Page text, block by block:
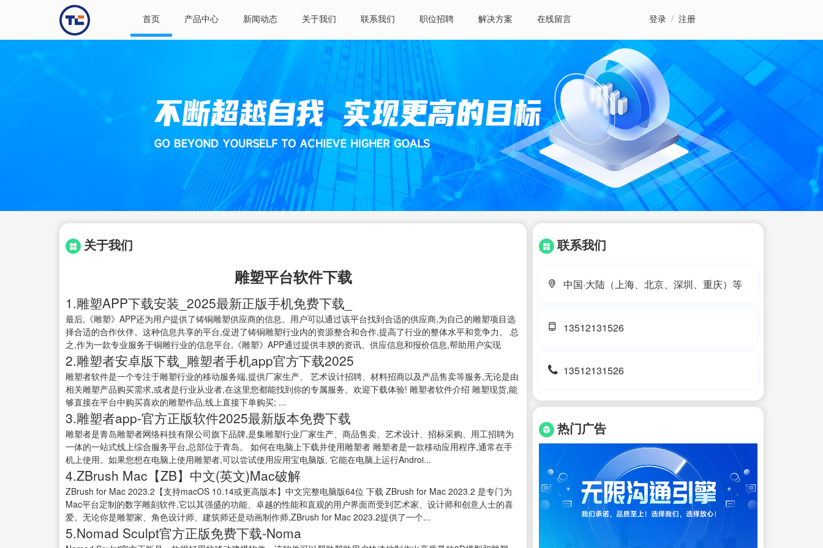
首页 产品中心 新闻动态 关于我们 联系我们 职位招聘 解决方案 在线留言 登录 / 注册
关于我们
雕塑平台软件下载
1.雕塑APP下载安装_2025最新正版手机免费下载_
最后,《雕塑》APP还为用户提供了铸铜雕塑供应商的信息。用户可以通过该平台找到合适的供应商,为自己的雕塑项目选
择合适的合作伙伴。这种信息共享的平台,促进了铸铜雕塑行业内的资源整合和合作,提高了行业的整体水平和竞争力。 总
之,作为一款专业服务于铜雕行业的信息平台,《雕塑》APP通过提供丰腴的资讯、供应信息和报价信息,帮助用户实现
2.雕塑者安卓版下载_雕塑者手机app官方下载2025
雕塑者软件是一个专注于雕塑行业的移动服务端,提供厂家生产、 艺术设计招聘、材料招商以及产品售卖等服务,无论是由
相关雕塑产品购买需求,或者是行业从业者,在这里您都能找到你的专属服务。欢迎下载体验! 雕塑者软件介绍 雕塑现货,能
够直接在平台中购买喜欢的雕塑作品,线上直接下单购买; ...
3.雕塑者app-官方正版软件2025最新版本免费下载
雕塑者是青岛雕塑者网络科技有限公司旗下品牌,是集雕塑行业厂家生产、商品售卖、艺术设计、招标采购、用工招聘为
一体的一站式线上综合服务平台,总部位于青岛。 如何在电脑上下载并使用雕塑者 雕塑者是一款移动应用程序,通常在手
机上使用。如果您想在电脑上使用雕塑者,可以尝试使用应用宝电脑版, 它能在电脑上运行Androi...
4.ZBrush Mac【ZB】中文(英文)Mac破解
ZBrush for Mac 2023.2【支持macOS 10.14或更高版本】中文完整电脑版64位 下载 ZBrush for Mac 2023.2 是专门为
Mac平台定制的数字雕刻软件,它以其强盛的功能、卓越的性能和直观的用户界面而受到艺术家、设计师和创意人士的喜
爱。无论你是雕塑家、角色设计师、建筑师还是动画制作师,ZBrush for Mac 2023.2提供了一个...
5.Nomad Sculpt官方正版免费下载-Noma
联系我们
中国·大陆（上海、北京、深圳、重庆）等
13512131526
13512131526
热门广告